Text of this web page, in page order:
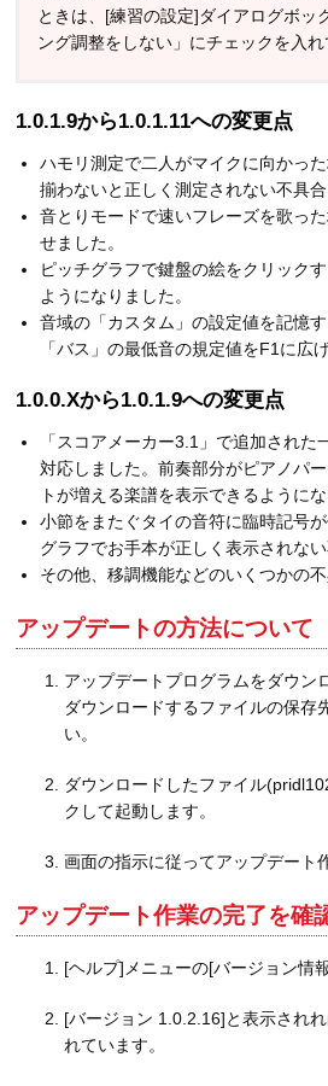
ときは、[練習の設定]ダイアログボッ
ング調整をしない」にチェックを入れ
1.0.1.9から1.0.1.11への変更点
ハモリ測定で二人がマイクに向かっ
揃わないと正しく測定されない不具合
音とりモードで速いフレーズを歌っ
せました。
ピッチグラフで鍵盤の絵をクリック
ようになりました。
音域の「カスタム」の設定値を記憶
「バス」の最低音の規定値をF1に広
1.0.0.Xから1.0.1.9への変更点
「スコアメーカー3.1」で追加された
対応しました。前奏部分がピアノパ
トが増える楽譜を表示できるようにな
小節をまたぐタイの音符に臨時記号
グラフでお手本が正しく表示されな
その他、移調機能などのいくつかの
アップデートの方法について
アップデートプログラムをダウン
ダウンロードするファイルの保存
い。
ダウンロードしたファイル
クして起動します。
画面の指示に従ってアップデート
アップデート作業の完了を確
[ヘルプ]メニューの[バージョン情
[バージョン 1.0.2.16]と表示され
れています。